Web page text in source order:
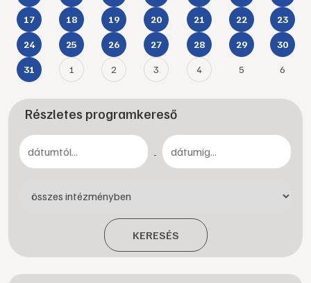
17 18 19 20 21 22 23
24 25 26 27 28 29 30
31 1 2 3 4 5 6
Részletes programkereső
-
KERESÉS